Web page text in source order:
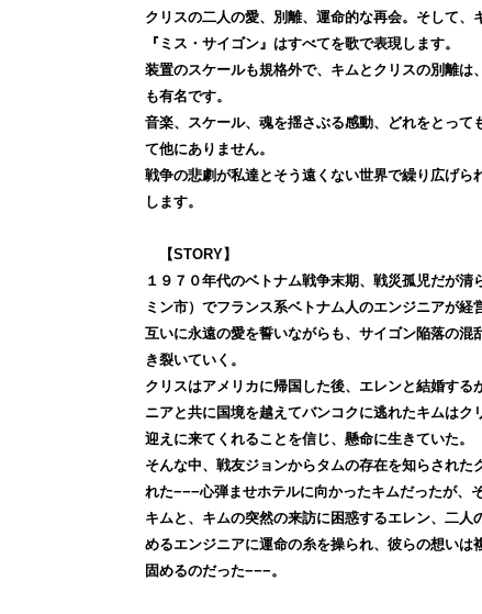
クリスの二人の愛、別離、運命的な再会。そして、
『ミス・サイゴン』はすべてを歌で表現します。
装置のスケールも規格外で、キムとクリスの別離
も有名です。
音楽、スケール、魂を揺さぶる感動、どれをとっ
て他にありません。
戦争の悲劇が私達とそう遠くない世界で繰り広げ
します。
【STORY】
１９７０年代のベトナム戦争末期、戦災孤児だが
ミン市）でフランス系ベトナム人のエンジニアが
互いに永遠の愛を誓いながらも、サイゴン陥落の混
き裂いていく。
クリスはアメリカに帰国した後、エレンと結婚す
ニアと共に国境を越えてバンコクに逃れたキムは
迎えに来てくれることを信じ、懸命に生きていた。
そんな中、戦友ジョンからタムの存在を知らされ
れた−−−心弾ませホテルに向かったキムだったが、
キムと、キムの突然の来訪に困惑するエレン、二
めるエンジニアに運命の糸を操られ、彼らの想い
固めるのだった−−−。